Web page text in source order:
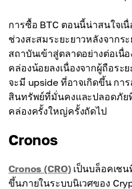
การซื้อ BTC ตอนนี้น่าสนใจเ
ช่วงสะสมระยะยาวหลังจากร
สถาบันเข้าสู่ตลาดอย่างต่อเนื่
คล่องน้อยลงเนื่องจากผู้ถือระ
จะมี upside ที่อาจเกิดขึ้น กา
สินทรัพย์ที่มั่นคงและปลอดภั
คล่องครั้งใหญ่ครั้งถัดไป
Cronos
Cronos (CRO) เป็นบล็อคเช
ขึ้นภายในระบบนิเวศของ